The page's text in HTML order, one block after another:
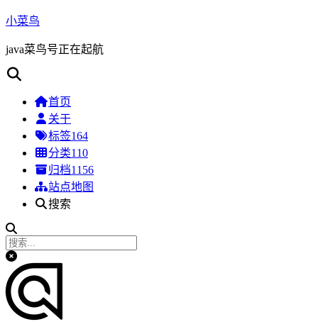
小菜鸟
java菜鸟号正在起航
首页
关于
标签164
分类110
归档1156
站点地图
搜索